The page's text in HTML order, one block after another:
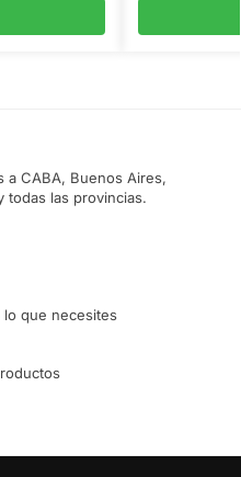
a CABA, Buenos Aires,
todas las provincias.
lo que necesites